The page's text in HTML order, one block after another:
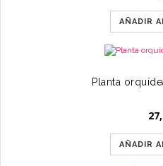
AÑADIR
Planta
AÑADIR